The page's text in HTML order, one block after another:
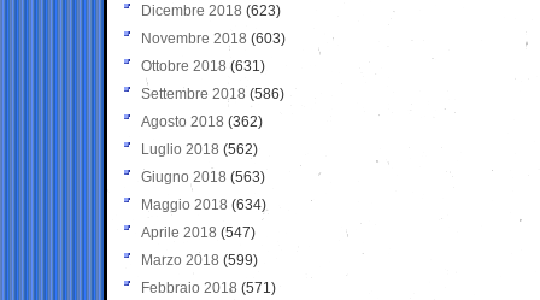
Dicembre 2018 (623)
Novembre 2018 (603)
Ottobre 2018 (631)
Settembre 2018 (586)
Agosto 2018 (362)
Luglio 2018 (562)
Giugno 2018 (563)
Maggio 2018 (634)
Aprile 2018 (547)
Marzo 2018 (599)
Febbraio 2018 (571)